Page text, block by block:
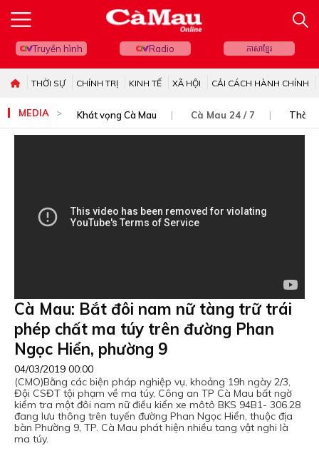
Truyền hình Radio ភាសាខ្មែរ
THỜI SỰ CHÍNH TRỊ KINH TẾ XÃ HỘI CẢI CÁCH HÀNH CHÍNH
MEDIA Khát vọng Cà Mau Cà Mau 24 / 7 Thời
Cà Mau: Bắt đôi nam nữ tàng trữ trái
phép chất ma túy trên đường Phan
Ngọc Hiển, phường 9
04/03/2019 00:00
(CMO)Bằng các biện pháp nghiệp vụ, khoảng 19h ngày 2/3,
Đội CSĐT tội phạm về ma túy, Công an TP Cà Mau bất ngờ
kiểm tra một đôi nam nữ điều kiển xe môtô BKS 94B1- 306.28
đang lưu thông trên tuyến đường Phan Ngọc Hiển, thuộc địa
bàn Phường 9, TP. Cà Mau phát hiện nhiều tang vật nghi là
ma túy.